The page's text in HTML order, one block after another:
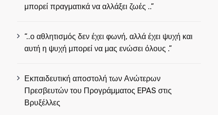
μπορεί πραγματικά να αλλάξει ζωές ..”
“..ο αθλητισμός δεν έχει φωνή, αλλά έχει ψυχή και
αυτή η ψυχή μπορεί να μας ενώσει όλους .”
Εκπαιδευτική αποστολή των Ανώτερων
Πρεσβευτών του Προγράμματος EPAS στις
Βρυξέλλες